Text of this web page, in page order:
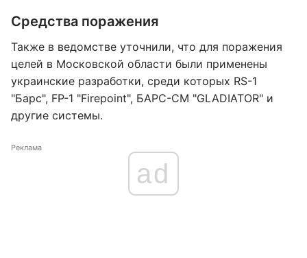
Средства поражения
Также в ведомстве уточнили, что для поражения
целей в Московской области были применены
украинские разработки, среди которых RS-1
"Барс", FP-1 "Firepoint", БАРС-СМ "GLADIATOR" и
другие системы.
Реклама
ad